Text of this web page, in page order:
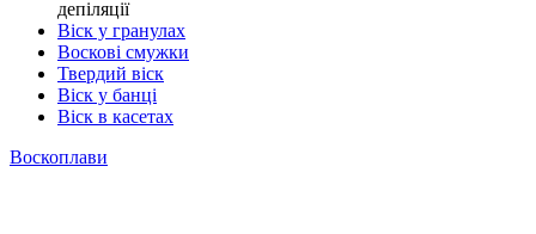
депіляції
Віск у гранулах
Воскові смужки
Твердий віск
Віск у банці
Віск в касетах
Воскоплави